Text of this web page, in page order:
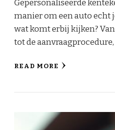
Gepersonaliseerde
manier om een auto echt
wat komt erbij kijken?
tot de
READ MORE